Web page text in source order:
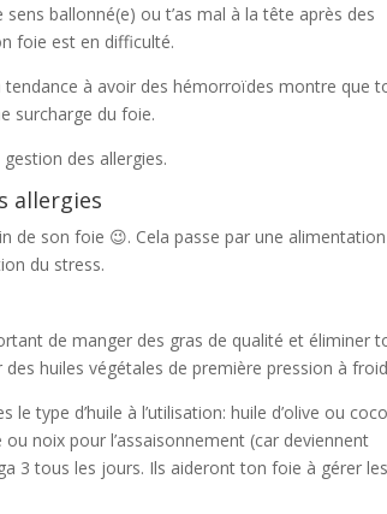
ballonné(e) ou t’as mal à la tête après des
foie est en difficulté.
à avoir des hémorroïdes montre que
surcharge du foie.
des allergies.
allergies
de son foie 😉. Cela passe par une
du stress.
de manger des gras de qualité et éliminer
huiles végétales de première pression à
type d’huile à l’utilisation: huile d’olive ou coco
noix pour l’assaisonnement (car deviennent
3 tous les jours. Ils aideront ton foie à gérer les